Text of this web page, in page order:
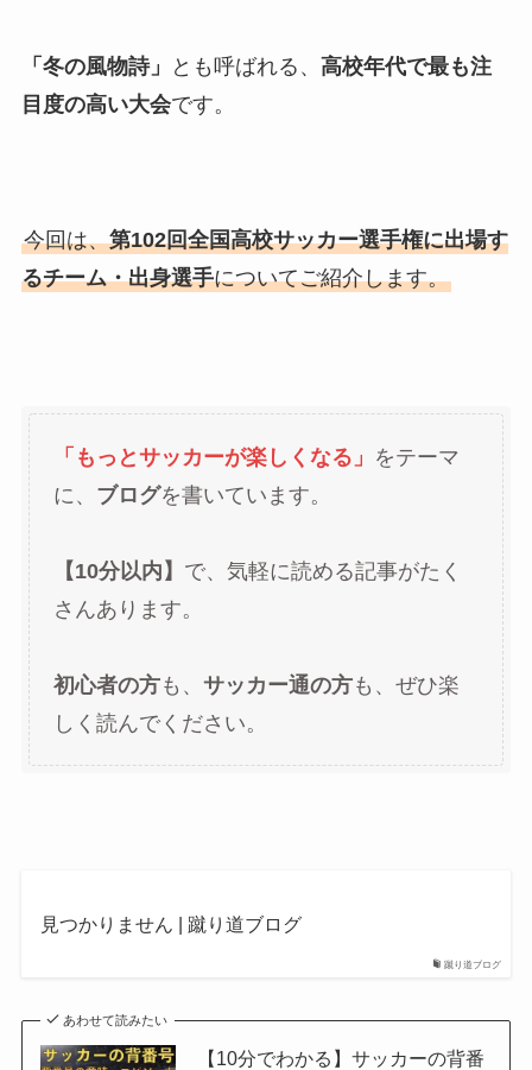
「冬の風物詩」 とも呼ばれる、 高校年代で最も注
目度の高い大会です。
今回は、第102回全国高校サッカー選手権に出場す
るチーム・出身選手についてご紹介します。
「もっとサッカーが楽しくなる」 をテーマ
に、 ブログを書いています。
【10分以内】 で、気軽に読める記事がたく
さんあります。
初心者の方も、 サッカー通の方も、ぜひ楽
しく読んでください。
蹴り道ブログ
見つかりません | 蹴り道ブログ
あわせて読みたい
【10分でわかる】サッカーの背番